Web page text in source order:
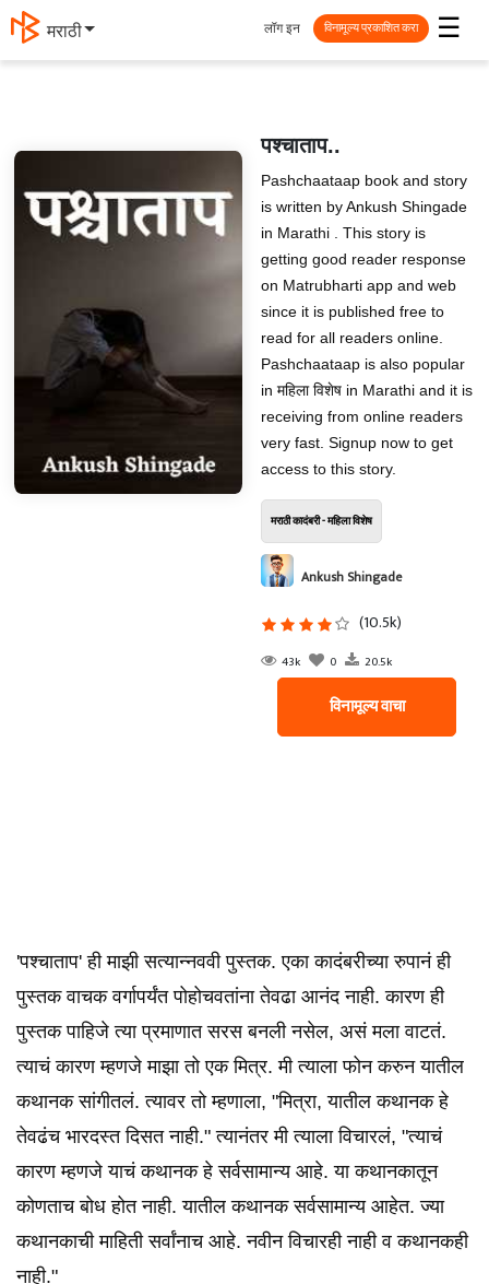
मराठी ☰
लॉग इन विनामूल्य प्रकाशित करा
पश्चाताप..
Pashchaataap book and story
is written by Ankush Shingade
in Marathi . This story is
getting good reader response
on Matrubharti app and web
since it is published free to
read for all readers online.
Pashchaataap is also popular
in महिला विशेष in Marathi and it is
receiving from online readers
very fast. Signup now to get
access to this story.
मराठी कादंबरी - महिला विशेष
Ankush Shingade
(10.5k)
43k 0 20.5k
विनामूल्य वाचा
'पश्चाताप' ही माझी सत्यान्नववी पुस्तक. एका कादंबरीच्या रुपानं ही
पुस्तक वाचक वर्गापर्यंत पोहोचवतांना तेवढा आनंद नाही. कारण ही
पुस्तक पाहिजे त्या प्रमाणात सरस बनली नसेल, असं मला वाटतं.
त्याचं कारण म्हणजे माझा तो एक मित्र. मी त्याला फोन करुन यातील
कथानक सांगीतलं. त्यावर तो म्हणाला, "मित्रा, यातील कथानक हे
तेवढंच भारदस्त दिसत नाही." त्यानंतर मी त्याला विचारलं, "त्याचं
कारण म्हणजे याचं कथानक हे सर्वसामान्य आहे. या कथानकातून
कोणताच बोध होत नाही. यातील कथानक सर्वसामान्य आहेत. ज्या
कथानकाची माहिती सर्वांनाच आहे. नवीन विचारही नाही व कथानकही
नाही."